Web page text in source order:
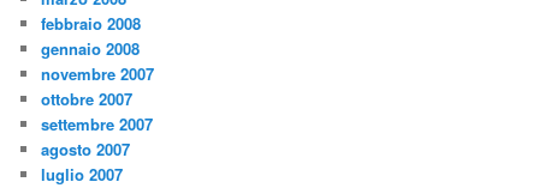
febbraio 2008
gennaio 2008
novembre 2007
ottobre 2007
settembre 2007
agosto 2007
luglio 2007